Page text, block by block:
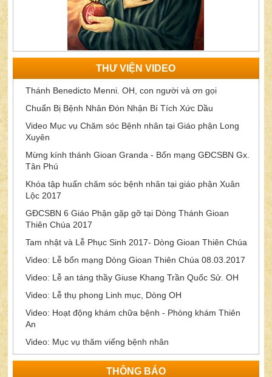
THƯ VIỆN VIDEO
Thánh Benedicto Menni. OH, con người và ơn gọi
Chuẩn Bị Bệnh Nhân Đón Nhận Bí Tích Xức Dầu
Video Mục vụ Chăm sóc Bệnh nhân tại Giáo phận Long
Xuyên
Mừng kính thánh Gioan Granda - Bổn mạng GĐCSBN Gx.
Tân Phú
Khóa tập huấn chăm sóc bệnh nhân tại giáo phận Xuân
Lộc 2017
GĐCSBN 6 Giáo Phận gặp gỡ tại Dòng Thánh Gioan
Thiên Chúa 2017
Tam nhật và Lễ Phục Sinh 2017- Dòng Gioan Thiên Chúa
Video: Lễ bổn mạng Dòng Gioan Thiên Chúa 08.03.2017
Video: Lễ an táng thầy Giuse Khang Trần Quốc Sử. OH
Video: Lễ thụ phong Linh mục, Dòng OH
Video: Hoạt động khám chữa bệnh - Phòng khám Thiên
An
Video: Mục vụ thăm viếng bệnh nhân
THÔNG BÁO